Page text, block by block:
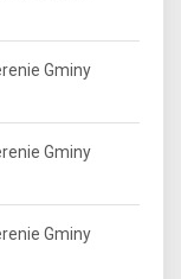
Gminy
Gminy
Gminy